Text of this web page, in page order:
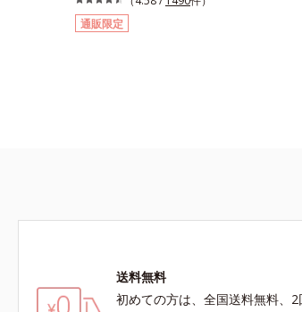
はお肌が乾燥して外的刺激に弱くなっているか
ら。オルビスのドライスキンシリーズは、バス
通販限定
送料無料
初めての方は、全国送料無料、